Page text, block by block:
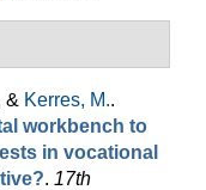
& Kerres, M..
workbench to
in vocational
. 17th